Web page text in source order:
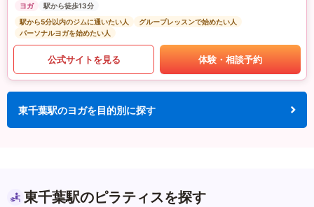
ヨガ
駅から徒歩13分
駅から5分以内のジムに通いたい人
グループレッスンで始めたい人
パーソナルヨガを始めたい人
公式サイトを見る 体験・相談予約
東千葉駅のヨガを目的別に探す
東千葉駅のピラティスを探す